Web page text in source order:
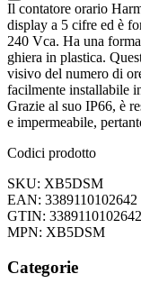
Il contatore orario
display a 5 cifre ed è
240 Vca. Ha una
ghiera in plastica.
visivo del numero di
facilmente installabile
Grazie al suo IP66, è
e impermeabile,
Codici prodotto
SKU: XB5DSM
EAN: 3389110102642
GTIN: 3389110102642
MPN: XB5DSM
Categorie